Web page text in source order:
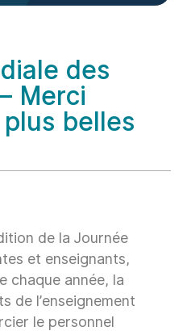
des
Merci
belles
de la Journée
et enseignants,
chaque année, la
de l’enseignement
le personnel